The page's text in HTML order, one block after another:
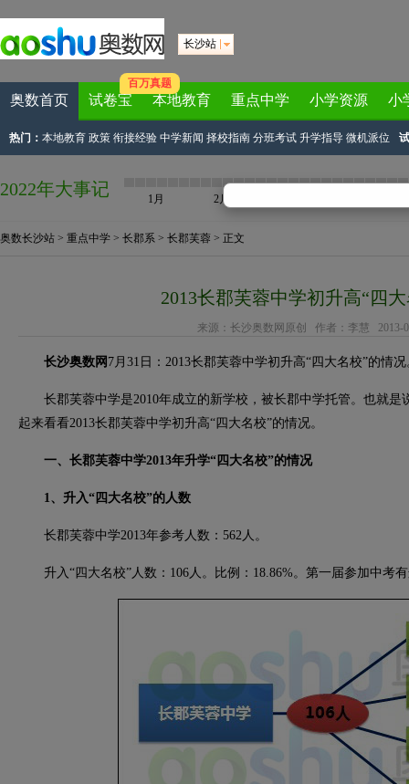
长沙站
奥数首页 试卷宝
百万真题
本地教育 重点中学 小学资源 小
热门： 本地教育 政策 衔接经验 中学新闻 择校指南 分班考试 升学指导 微机派位
2022年大事记 1月 2月
奥数长沙站 > 重点中学 > 长郡系 > 长郡芙蓉 > 正文
2013长郡芙蓉中学初升高“四
来源： 长沙奥数网原创 作者：李慧 2013-
长沙奥数网 7月31日：2013长郡芙蓉中学初升高“四大名校”的情况
长郡芙蓉中学是2010年成立的新学校，被长郡中学托管。也就是
起来看看2013长郡芙蓉中学初升高“四大名校”的情况。
一、长郡芙蓉中学2013年升学“四大名校”的情况
1、升入“四大名校”的人数
长郡芙蓉中学2013年参考人数：562人。
升入“四大名校”人数：106人。比例：18.86%。第一届参加中考